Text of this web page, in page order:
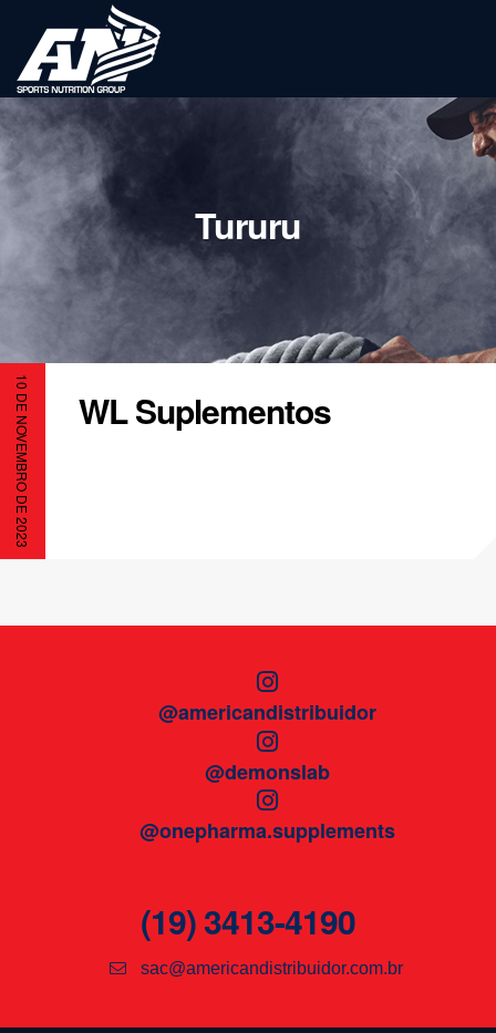
Tururu
10 DE NOVEMBRO DE 2023 WL Suplementos
@americandistribuidor
@demonslab
@onepharma.supplements
(19) 3413-4190
sac@americandistribuidor.com.br